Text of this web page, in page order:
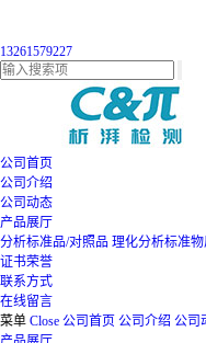
13261579227
公司首页
公司介绍
公司动态
产品展厅
分析标准品/对照品 理化分析标准
证书荣誉
联系方式
在线留言
菜单 Close 公司首页 公司介绍 公司